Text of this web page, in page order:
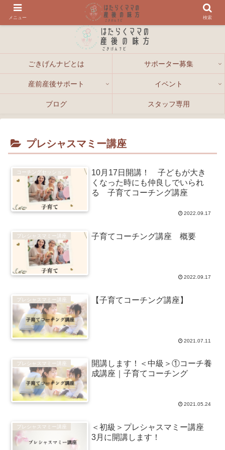
ごきげんナビとは サポーター募集
産前産後サポート イベント
ブログ スタッフ専用
プレシャスマミー講座
コーチングセッション
10月17日開講！ 子どもが大き
くなった時にも仲良しでいられ
る 子育てコーチング講座
2022.09.17
プレシャスマミー講座 子育てコーチング講座 概要
2022.09.17
プレシャスマミー講座 【子育てコーチング講座】
2021.07.11
プレシャスマミー講座
開講します！＜中級＞①コーチ養
成講座｜子育てコーチング
2021.05.24
プレシャスマミー講座
＜初級＞プレシャスマミー講座
3月に開講します！
メニュー 検索